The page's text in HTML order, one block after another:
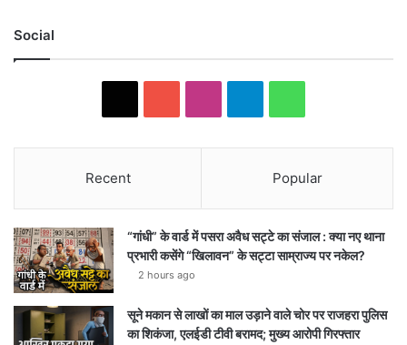
Social
Recent Popular
“गांधी” के वार्ड में पसरा अवैध सट्टे का संजाल : क्या नए थाना
प्रभारी कसेंगे “खिलावन” के सट्टा साम्राज्य पर नकेल?
2 hours ago
सूने मकान से लाखों का माल उड़ाने वाले चोर पर राजहरा पुलिस
का शिकंजा, एलईडी टीवी बरामद; मुख्य आरोपी गिरफ्तार